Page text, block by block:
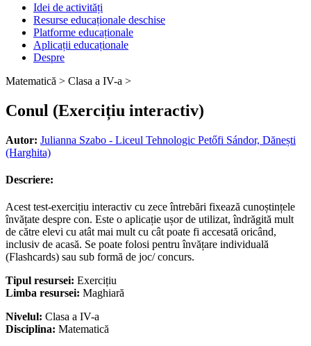
Idei de activități
Resurse educaționale deschise
Platforme educaționale
Aplicații educaționale
Despre
Matematică > Clasa a IV-a >
Conul (Exercițiu interactiv)
Autor: Julianna Szabo - Liceul Tehnologic Petőfi Sándor, Dănești
(Harghita)
Descriere:
Acest test-exercițiu interactiv cu zece întrebări fixează cunoștințele
învățate despre con. Este o aplicație ușor de utilizat, îndrăgită mult
de către elevi cu atât mai mult cu cât poate fi accesată oricând,
inclusiv de acasă. Se poate folosi pentru învățare individuală
(Flashcards) sau sub formă de joc/ concurs.
Tipul resursei: Exercițiu
Limba resursei: Maghiară
Nivelul: Clasa a IV-a
Disciplina: Matematică